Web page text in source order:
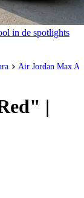
in de spotlights
Air Jordan Max
|